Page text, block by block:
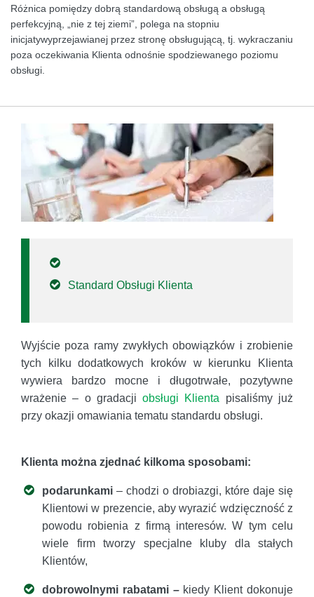
Różnica pomiędzy dobrą standardową obsługą a obsługą
perfekcyjną, „nie z tej ziemi”, polega na stopniu
inicjatywyprzejawianej przez stronę obsługującą, tj. wykraczaniu
poza oczekiwania Klienta odnośnie spodziewanego poziomu
obsługi.
Standard Obsługi Klienta
Wyjście poza ramy zwykłych obowiązków i zrobienie
tych kilku dodatkowych kroków w kierunku Klienta
wywiera bardzo mocne i długotrwałe, pozytywne
wrażenie – o gradacjiobsługi Klienta pisaliśmy już
przy okazji omawiania tematu standardu obsługi.
Klienta można zjednać kilkoma sposobami:
podarunkami – chodzi o drobiazgi, które daje się
Klientowi w prezencie, aby wyrazić wdzięczność z
powodu robienia z firmą interesów. W tym celu
wiele firm tworzy specjalne kluby dla stałych
Klientów,
dobrowolnymi rabatami– kiedy Klient dokonuje